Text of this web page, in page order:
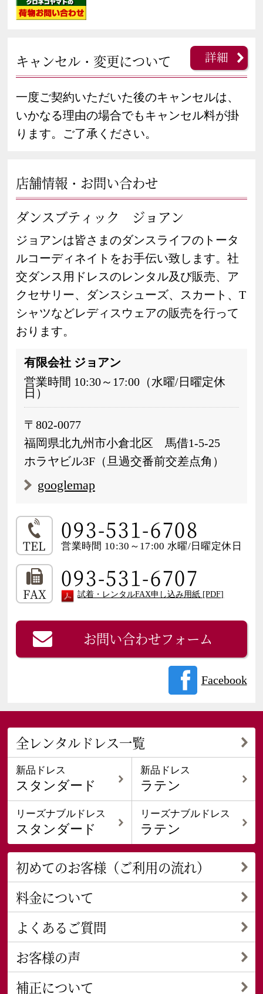
キャンセル・変更について
一度ご契約いただいた後のキャンセルは、
いかなる理由の場合でもキャンセル料が掛
ります。ご了承ください。
詳細
店舗情報・お問い合わせ
ダンスブティック ジョアン
ジョアンは皆さまのダンスライフのトータ
ルコーディネイトをお手伝い致します。社
交ダンス用ドレスのレンタル及び販売、ア
クセサリー、ダンスシューズ、スカート、T
シャツなどレディスウェアの販売を行って
おります。
有限会社 ジョアン
営業時間 10:30～17:00（水曜/日曜定休
日）
〒802-0077
福岡県北九州市小倉北区 馬借1-5-25
ホラヤビル3F（旦過交番前交差点角）
googlemap
TEL
093-531-6708
営業時間 10:30～17:00 水曜/日曜定休日
FAX
093-531-6707
試着・レンタルFAX申し込み用紙 [PDF]
お問い合わせフォーム
Facebook
全レンタルドレス一覧
新品ドレス
スタンダード
新品ドレス
ラテン
リーズナブルドレス
スタンダード
リーズナブルドレス
ラテン
初めてのお客様（ご利用の流れ）
料金について
よくあるご質問
お客様の声
補正について